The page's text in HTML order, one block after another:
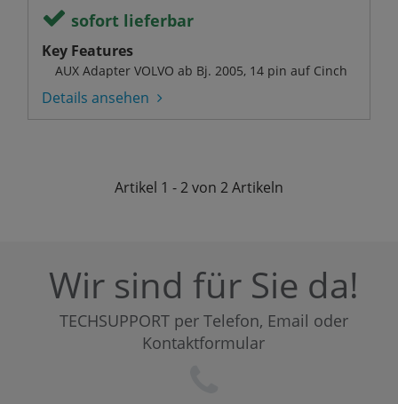
sofort lieferbar
Key Features
AUX Adapter VOLVO ab Bj. 2005, 14 pin auf Cinch
Details ansehen
Artikel 1 - 2 von 2Artikeln
Wir sind für Sie da!
TECHSUPPORT per Telefon, Email oder
Kontaktformular